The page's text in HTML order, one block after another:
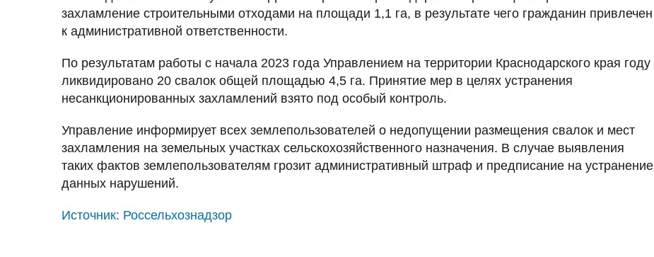
захламление строительными отходами на площади 1,1 га, в результате чего гражданин привлечен
к административной ответственности.
По результатам работы с начала 2023 года Управлением на территории Краснодарского края году
ликвидировано 20 свалок общей площадью 4,5 га. Принятие мер в целях устранения
несанкционированных захламлений взято под особый контроль.
Управление информирует всех землепользователей о недопущении размещения свалок и мест
захламления на земельных участках сельскохозяйственного назначения. В случае выявления
таких фактов землепользователям грозит административный штраф и предписание на устранение
данных нарушений.
Источник: Россельхознадзор